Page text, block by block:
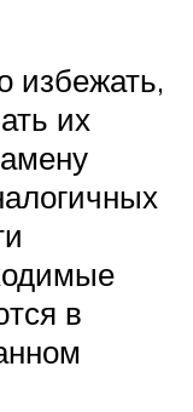
избежать,
их
в